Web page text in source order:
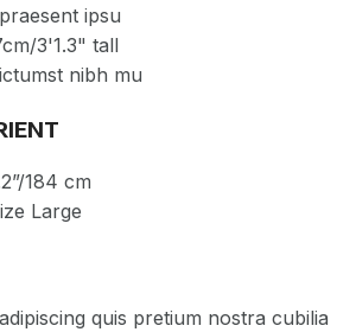
ipsu
3'1.3" tall
nibh mu
184 cm
Large
quis pretium nostra cubilia